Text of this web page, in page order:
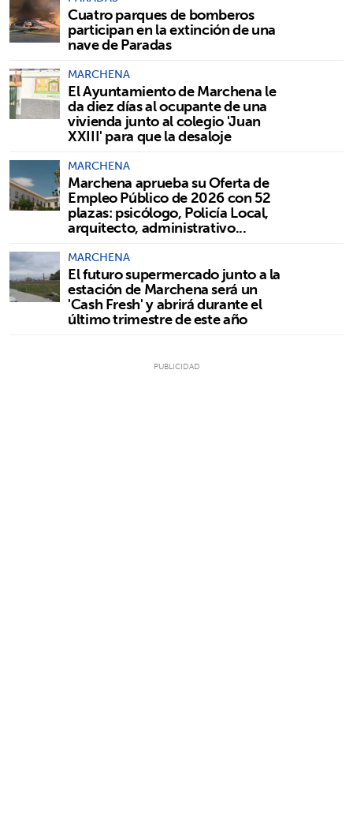
Cuatro parques de bomberos
participan en la extinción de una
nave de Paradas
MARCHENA
El Ayuntamiento de Marchena le
da diez días al ocupante de una
vivienda junto al colegio 'Juan
XXIII' para que la desaloje
MARCHENA
Marchena aprueba su Oferta de
Empleo Público de 2026 con 52
plazas: psicólogo, Policía Local,
arquitecto, administrativo...
MARCHENA
El futuro supermercado junto a la
estación de Marchena será un
'Cash Fresh' y abrirá durante el
último trimestre de este año